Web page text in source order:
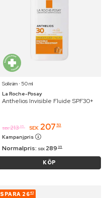
Solkräm ⋅ 50 ml
La Roche-Posay
Anthelios Invisible Fluide SPF30+
SEK 213 95 SEK 207 53
Kampanjpris
Normalpris: SEK 289 95
KÖP
SPARA 2643